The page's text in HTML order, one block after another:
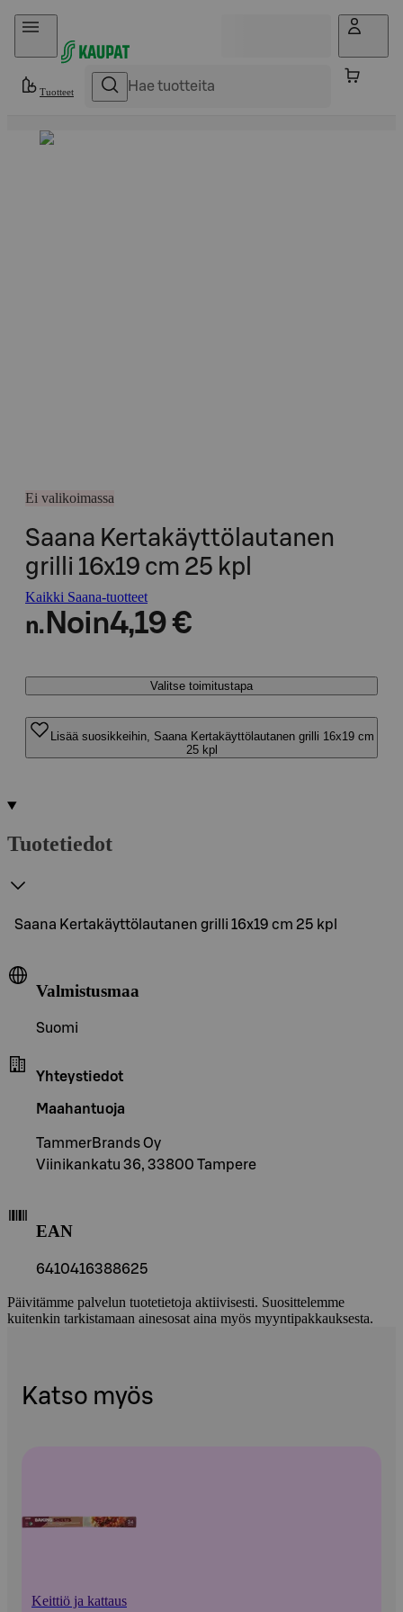
Hyppää sisältöön
Tuotteet
Ei valikoimassa
Saana Kertakäyttölautanen
grilli 16x19 cm 25 kpl
Kaikki Saana-tuotteet
n. Noin4,19 €
Valitse toimitustapa
Lisää suosikkeihin, Saana Kertakäyttölautanen grilli 16x19 cm
25 kpl
Tuotetiedot
Saana Kertakäyttölautanen grilli 16x19 cm 25 kpl
Valmistusmaa
Suomi
Yhteystiedot
Maahantuoja
TammerBrands Oy
Viinikankatu 36, 33800 Tampere
EAN
6410416388625
Päivitämme palvelun tuotetietoja aktiivisesti. Suosittelemme
kuitenkin tarkistamaan ainesosat aina myös myyntipakkauksesta.
Katso myös
Keittiö ja kattaus